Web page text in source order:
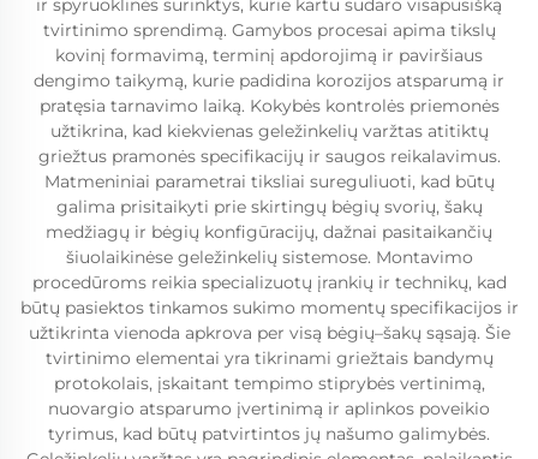
ir spyruoklinės surinktys, kurie kartu sudaro visapusišką
tvirtinimo sprendimą. Gamybos procesai apima tikslų
kovinį formavimą, terminį apdorojimą ir paviršiaus
dengimo taikymą, kurie padidina korozijos atsparumą ir
pratęsia tarnavimo laiką. Kokybės kontrolės priemonės
užtikrina, kad kiekvienas geležinkelių varžtas atitiktų
griežtus pramonės specifikacijų ir saugos reikalavimus.
Matmeniniai parametrai tiksliai sureguliuoti, kad būtų
galima prisitaikyti prie skirtingų bėgių svorių, šakų
medžiagų ir bėgių konfigūracijų, dažnai pasitaikančių
šiuolaikinėse geležinkelių sistemose. Montavimo
procedūroms reikia specializuotų įrankių ir technikų, kad
būtų pasiektos tinkamos sukimo momentų specifikacijos ir
užtikrinta vienoda apkrova per visą bėgių–šakų sąsają. Šie
tvirtinimo elementai yra tikrinami griežtais bandymų
protokolais, įskaitant tempimo stiprybės vertinimą,
nuovargio atsparumo įvertinimą ir aplinkos poveikio
tyrimus, kad būtų patvirtintos jų našumo galimybės.